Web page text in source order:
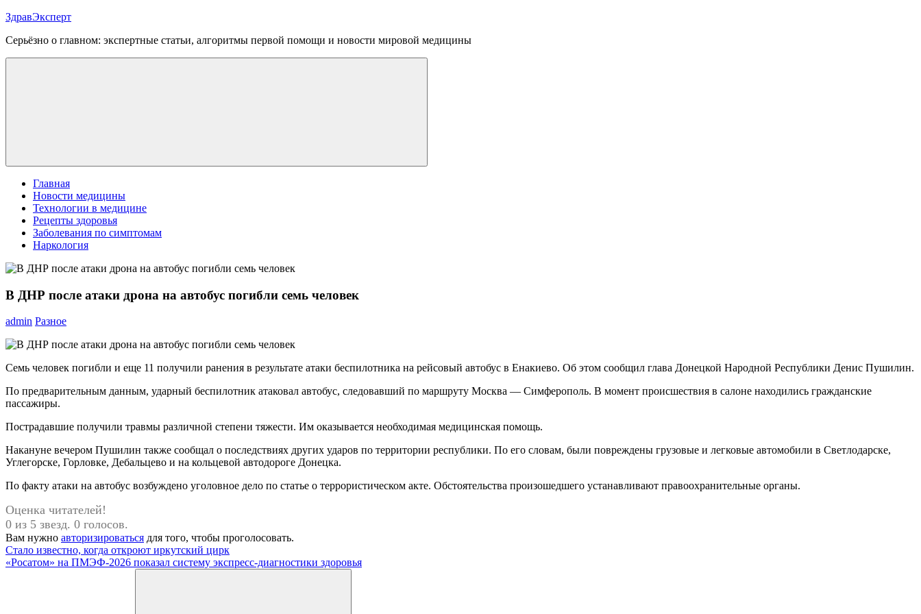
Перейти
содержимому
ЗдравЭксперт
Серьёзно о главном: экспертные статьи, алгоритмы первой помощи и новости мировой медицины
Меню
Главная
Новости медицины
Технологии в медицине
Рецепты здоровья
Заболевания по симптомам
Наркология
В ДНР после атаки дрона на автобус погибли семь человек
admin Разное
Семь человек погибли и еще 11 получили ранения в результате атаки беспилотника на рейсовый автобус в Енакиево. Об этом сообщил глава Донецкой Народной Республики Денис Пушилин.
По предварительным данным, ударный беспилотник атаковал автобус, следовавший по маршруту Москва — Симферополь. В момент происшествия в салоне находились гражданские
пассажиры.
Пострадавшие получили травмы различной степени тяжести. Им оказывается необходимая медицинская помощь.
Накануне вечером Пушилин также сообщал о последствиях других ударов по территории республики. По его словам, были повреждены грузовые и легковые автомобили в Светлодарске,
Углегорске, Горловке, Дебальцево и на кольцевой автодороге Донецка.
По факту атаки на автобус возбуждено уголовное дело по статье о террористическом акте. Обстоятельства произошедшего устанавливают правоохранительные органы.
Оценка читателей!
0 из 5 звезд. 0 голосов.
Вам нужно авторизироваться для того, чтобы проголосовать.
Навигация
по
Предыдущая
запись:
Стало известно, когда откроют иркутский цирк
Следующая
«Росатом» на ПМЭФ-2026 показал систему экспресс-диагностики здоровья